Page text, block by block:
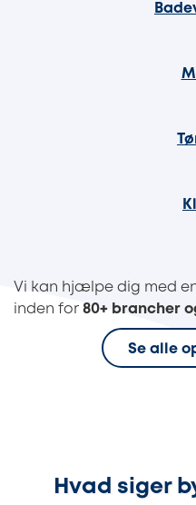
Vi kan hjælpe dig med
inden for 80+ brancher
Se alle
Hvad siger